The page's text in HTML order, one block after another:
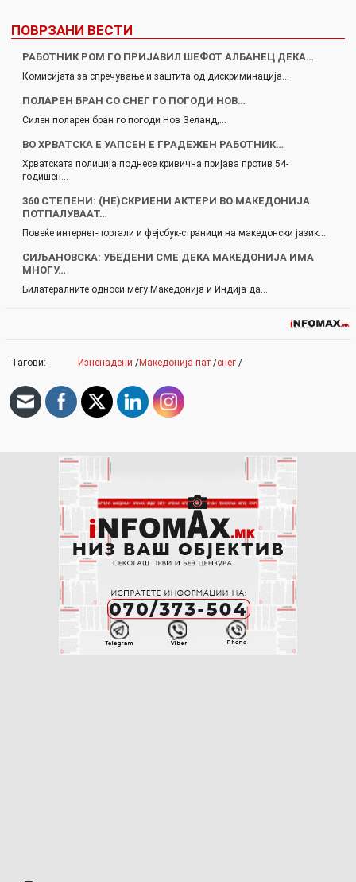
ПОВРЗАНИ ВЕСТИ
РАБОТНИК РОМ ГО ПРИЈАВИЛ ШЕФОТ АЛБАНЕЦ ДЕКА…
Комисијата за спречување и заштита од дискриминација…
ПОЛАРЕН БРАН СО СНЕГ ГО ПОГОДИ НОВ…
Силен поларен бран го погоди Нов Зеланд,…
ВО ХРВАТСКА Е УАПСЕН Е ГРАДЕЖЕН РАБОТНИК…
Хрватската полиција поднесе кривична пријава против 54-
годишен…
360 СТЕПЕНИ: (НЕ)СКРИЕНИ АКТЕРИ ВО МАКЕДОНИЈА
ПОТПАЛУВААТ…
Повеќе интернет-портали и фејсбук-страници на македонски јазик…
СИЉАНОВСКА: УБЕДЕНИ СМЕ ДЕКА МАКЕДОНИЈА ИМА
МНОГУ…
Билатералните односи меѓу Македонија и Индија да…
Тагови: Изненадени /Македонија пат /снег /